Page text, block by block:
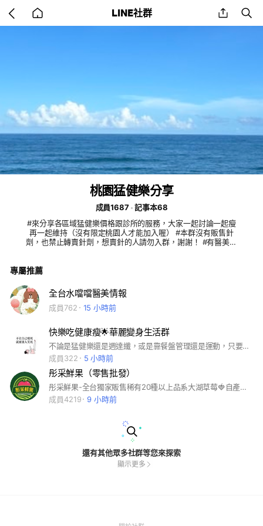
back
to
LINE社群 share
桃園猛健樂分享
成員1687
記事本68
#來分享各區域猛健樂價格跟診所的服務，大家一起討論一起瘦
再一起維持（沒有限定桃園人才能加入喔） #本群沒有販售針
劑，也禁止轉賣針劑，想賣針的人請勿入群，謝謝！ #有醫美聊
專屬推薦
全台水噹噹醫美情報
成員762 15 小時前
快樂吃健康瘦🌟華麗變身生活群
不論是猛健樂還是週達纖，或是靠餐盤管理還是運動，只要你正在華麗變身，我們一起來互相鼓勵、交互分享、彼此陪伴❤️
成員322
5 小時前
彤采鮮果（零售批發）
彤采鮮果-全台獨家販售稀有20種以上品系大湖草莓🍓自產自銷，批發零售，讓您吃的安心。紐西蘭澳洲櫻桃🍒，台產季節水果。 精緻水果禮盒。 水果基本保固服務，大桃園🈵500元免運費。外縣市黑貓冷藏運費150元
成員4219
9 小時前
還有其他眾多社群等您來探索
顯示更多